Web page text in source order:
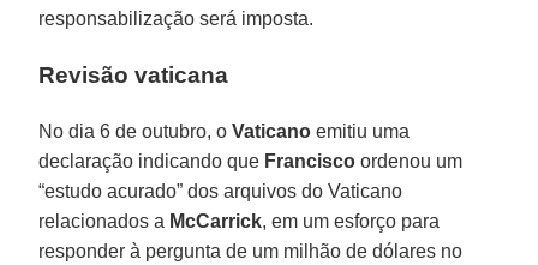
responsabilização será imposta.
Revisão vaticana
No dia 6 de outubro, oVaticano emitiu uma
declaração indicando que Francisco ordenou um
“estudo acurado” dos arquivos do Vaticano
relacionados a McCarrick, em um esforço para
responder à pergunta de um milhão de dólares no